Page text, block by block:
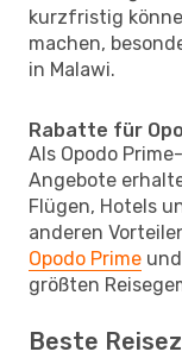
kurzfristig
machen,
in Malawi.
Rabatte für
Als Opodo
Angebote
Flügen, Hotels
anderen
Opodo Prime
größten
Beste